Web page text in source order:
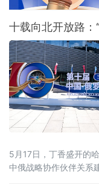
十载向北开放路：
5月17日，丁香盛开的
中俄战略协作伙伴关系